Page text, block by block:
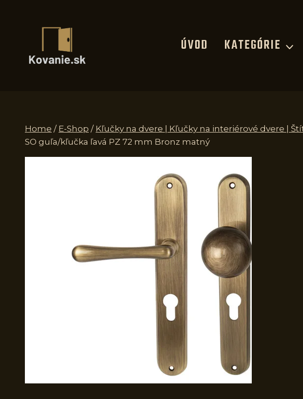
ÚVOD KATEGÓRIE
Home / E-Shop / Kľučky na dvere | Kľučky na interiérové dvere |
SO guľa/kľučka ľavá PZ 72 mm Bronz matný